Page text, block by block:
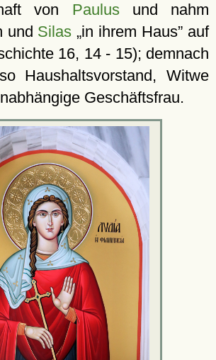
von Paulusund nahm
und Silas in ihrem Haus auf
16, 14 - 15); demnach
Haushaltsvorstand, Witwe
Geschäftsfrau.